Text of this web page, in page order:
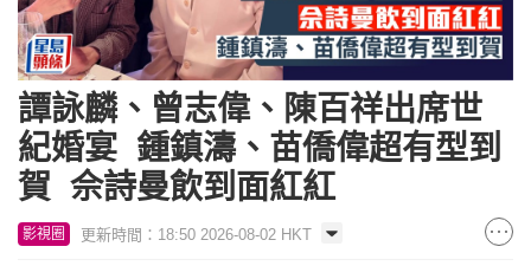
譚詠麟、曾志偉、陳百祥出席世
紀婚宴 鍾鎮濤、苗僑偉超有型到
賀 佘詩曼飲到面紅紅
影視圈 更新時間：18:50 2026-08-02 HKT